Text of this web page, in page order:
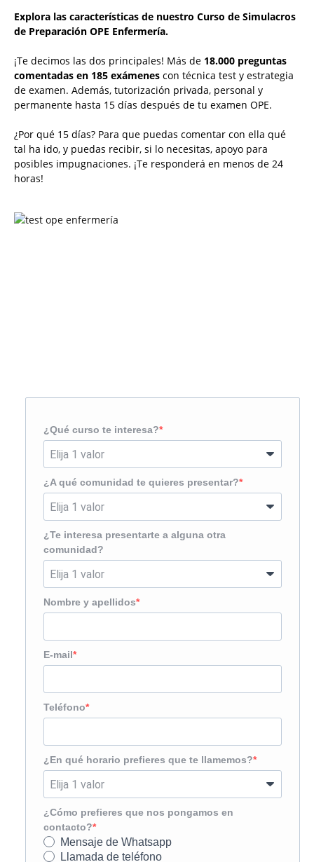
Explora las características de nuestro Curso de Simulacros
de Preparación OPE Enfermería.
¡Te decimos las dos principales! Más de 18.000 preguntas
comentadas en 185 exámenes con técnica test y estrategia
de examen. Además, tutorización privada, personal y
permanente hasta 15 días después de tu examen OPE.
¿Por qué 15 días? Para que puedas comentar con ella qué
tal ha ido, y puedas recibir, si lo necesitas, apoyo para
posibles impugnaciones. ¡Te responderá en menos de 24
horas!
¿Qué curso te interesa?
¿A qué comunidad te quieres presentar?
¿Te interesa presentarte a alguna otra
comunidad?
Nombre y apellidos
E-mail
Teléfono
¿En qué horario prefieres que te llamemos?
¿Cómo prefieres que nos pongamos en
contacto?
Mensaje de Whatsapp
Llamada de teléfono